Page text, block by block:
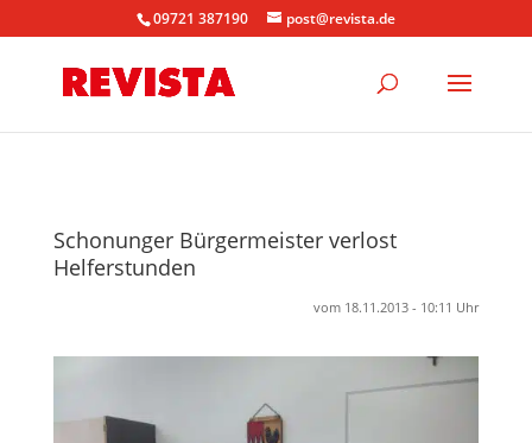
09721 387190 post@revista.de
Schonunger Bürgermeister verlost
Helferstunden
vom 18.11.2013 - 10:11 Uhr